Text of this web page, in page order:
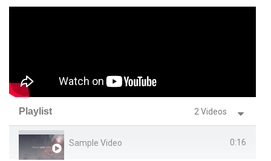
Playlist 2 Videos
Sample Video 0:16